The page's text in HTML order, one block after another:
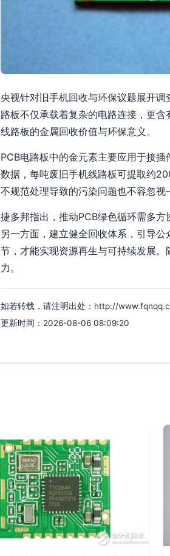
央视针对旧手机回收与环保议题展开
路板不仅承载着复杂的电路连接，更
线路板的金属回收价值与环保意义。
PCB电路板中的金元素主要应用于接
数据，每吨废旧手机线路板可提取约
不规范处理导致的污染问题也不容忽
捷多邦指出，推动PCB绿色循环需多
另一方面，建立健全回收体系，引导
节，才能实现资源再生与可持续发展
力。
如若转载，请注明出处：http://
更新时间：2026-08-06 08:09:20